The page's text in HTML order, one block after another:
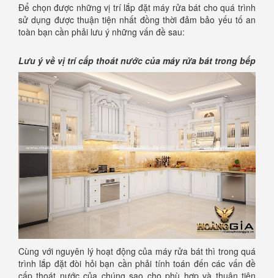
Để chọn được những vị trí lắp đặt máy rửa bát cho quá trình
sử dụng được thuận tiện nhất đồng thời đảm bảo yếu tố an
toàn bạn cần phải lưu ý những vấn đề sau:
Lưu ý về vị trí cấp thoát nước của máy rửa bát trong bếp
Cùng với nguyên lý hoạt động của máy rửa bát thì trong quá
trình lắp đặt đòi hỏi bạn cần phải tính toán đến các vấn đề
cấp thoát nước của chúng sao cho phù hợp và thuận tiện